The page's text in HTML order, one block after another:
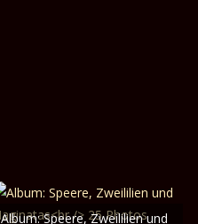
Album: Speere, Zweililien und